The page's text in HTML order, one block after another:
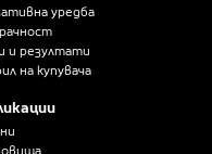
уредба
и резултати
на купувача